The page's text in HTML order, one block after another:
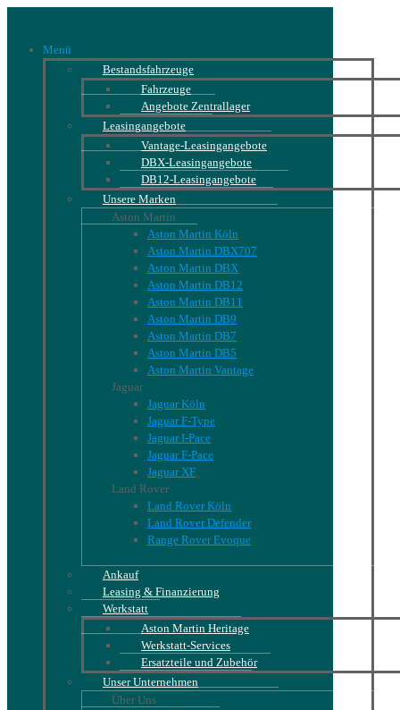
Menü
Bestandsfahrzeuge
Fahrzeuge
Angebote Zentrallager
Leasingangebote
Vantage-Leasingangebote
DBX-Leasingangebote
DB12-Leasingangebote
Unsere Marken
Aston Martin
Aston Martin Köln
Aston Martin DBX707
Aston Martin DBX
Aston Martin DB12
Aston Martin DB11
Aston Martin DB9
Aston Martin DB7
Aston Martin DB5
Aston Martin Vantage
Jaguar
Jaguar Köln
Jaguar F-Type
Jaguar I-Pace
Jaguar F-Pace
Jaguar XF
Land Rover
Land Rover Köln
Land Rover Defender
Range Rover Evoque
Ankauf
Leasing & Finanzierung
Werkstatt
Aston Martin Heritage
Werkstatt-Services
Ersatzteile und Zubehör
Unser Unternehmen
Über Uns